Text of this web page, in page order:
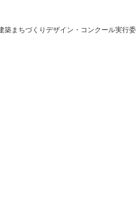
まちづくりデザイン・コンクール実行